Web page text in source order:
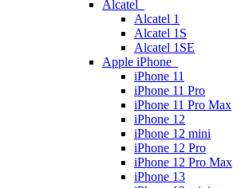
Alcatel
Alcatel 1
Alcatel 1S
Alcatel 1SE
Apple iPhone
iPhone 11
iPhone 11 Pro
iPhone 11 Pro Max
iPhone 12
iPhone 12 mini
iPhone 12 Pro
iPhone 12 Pro Max
iPhone 13